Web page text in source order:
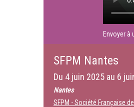
Envoyer à
SFPM Nantes
Du 4 juin 2025 au 6
Nantes
SFPM - Société Française